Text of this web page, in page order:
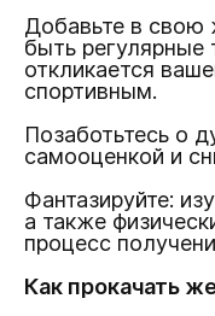
Добавьте в свою
быть регулярные
откликается
спортивным.
Позаботьтесь о
самооценкой и
Фантазируйте:
а также
процесс
Как прокачать